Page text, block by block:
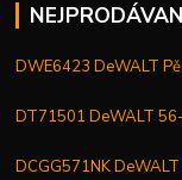
DWE6423 DeWALT
DT71501 DeWALT
DCGG571NK